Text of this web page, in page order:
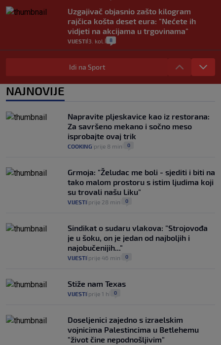
Uzgajivač objasnio zašto kilogram
rajčica košta deset eura: "Nećete ih
vidjeti na akcijama u trgovinama"
VIJESTI 3. kol. 8
Selidba je jedno od stresnijih iskustava.
Evo aktualnih cijena i nekoliko savjeta
0
automobilom na Hvar iz Zagreba, a
koliko iz Osijeka
14
Idi na Sport
NAJNOVIJE
Napravite pljeskavice kao iz restorana:
Za savršeno mekano i sočno meso
isprobajte ovaj trik
COOKING prije 8 min 0
Grmoja: "Želudac me boli - sjediti i biti na
tako malom prostoru s istim ljudima koji
su trovali našu Liku"
VIJESTI prije 28 min 0
Sindikat o sudaru vlakova: "Strojovođa
je u šoku, on je jedan od najboljih i
najobučenijih..."
VIJESTI prije 46 min 0
Stiže nam Texas
VIJESTI prije 1 h 0
Doseljenici zajedno s izraelskim
vojnicima Palestincima u Betlehemu
"život čine nepodnošljivim"